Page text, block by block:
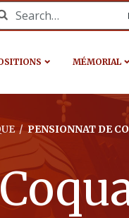
for:
MÉMORIAL
/ PENSIONNAT DE